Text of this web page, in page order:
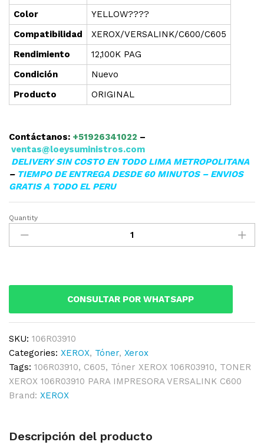
Color
YELLOW????
Compatibilidad
XEROX/VERSALINK/C600/C605
Rendimiento
12,100K PAG
Condición
Nuevo
Producto
ORIGINAL
Contáctanos: +51926341022 –
ventas@loeysuministros.com
DELIVERY SIN COSTO EN TODO LIMA METROPOLITANA
– TIEMPO DE ENTREGA DESDE 60 MINUTOS – ENVIOS
GRATIS A TODO EL PERU
▷TONER
XEROX
VERSALINK
quantity
Quantity
CONSULTAR POR WHATSAPP
SKU: 106R03910
Categories: XEROX, Tóner, Xerox
Tags: 106R03910, C605, Tóner XEROX 106R03910, TONER
XEROX 106R03910 PARA IMPRESORA VERSALINK C600
Brand: XEROX
Descripción del producto